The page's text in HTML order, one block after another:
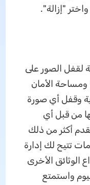
"إزالة".
لقفل الصور على
الخاص بك. يوفر UPDF ومساحة الأمان
وقفل أي صورة
من قبل أي
أكثر من ذلك
تتيح لك إدارة
الوثائق الأخرى
واستمتع